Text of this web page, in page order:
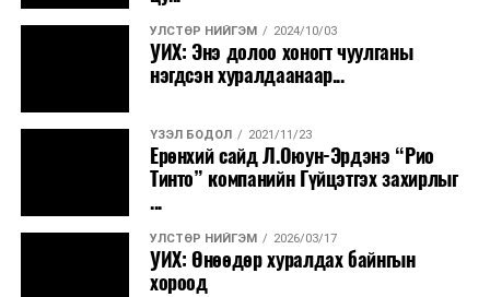
УЛСТӨР НИЙГЭМ 2024/10/03
УИХ: Энэ долоо хоногт чуулганы
нэгдсэн хуралдаанаар...
ҮЗЭЛ БОДОЛ 2021/11/23
Ерөнхий сайд Л.Оюун-Эрдэнэ “Рио
Тинто” компанийн Гүйцэтгэх захирлыг
...
УЛСТӨР НИЙГЭМ 2026/03/17
УИХ: Өнөөдөр хуралдах байнгын
хороод